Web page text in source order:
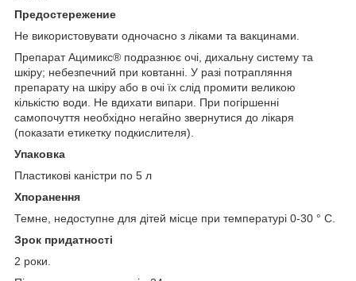
Предостережение
Не використовувати одночасно з ліками та вакцинами.
Препарат Ацимикс® подразнює очі, дихальну систему та
шкіру; небезпечний при ковтанні. У разі потрапляння
препарату на шкіру або в очі їх слід промити великою
кількістю води. Не вдихати випари. При погіршенні
самопочуття необхідно негайно звернутися до лікаря
(показати етикетку подкислителя).
Упаковка
Пластикові каністри по 5 л
Хпоранення
Темне, недоступне для дітей місце при температурі 0-30 ° С.
Зрок придатності
2 роки.